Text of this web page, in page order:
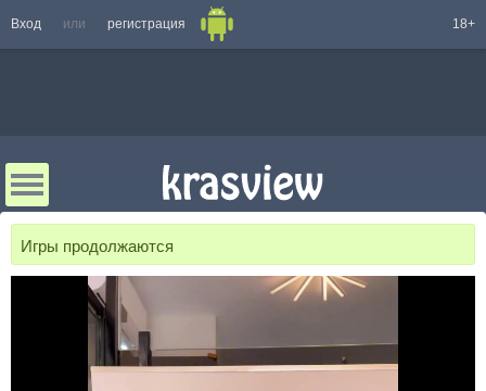
Вход или регистрация 18+
Игры продолжаются